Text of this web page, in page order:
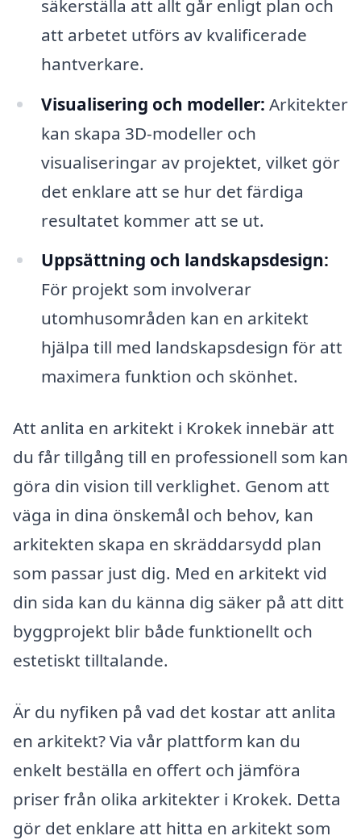
säkerställa att allt går enligt plan och
att arbetet utförs av kvalificerade
hantverkare.
Visualisering och modeller: Arkitekter
kan skapa 3D-modeller och
visualiseringar av projektet, vilket gör
det enklare att se hur det färdiga
resultatet kommer att se ut.
Uppsättning och landskapsdesign:
För projekt som involverar
utomhusområden kan en arkitekt
hjälpa till med landskapsdesign för att
maximera funktion och skönhet.
Att anlita en arkitekt i Krokek innebär att
du får tillgång till en professionell som kan
göra din vision till verklighet. Genom att
väga in dina önskemål och behov, kan
arkitekten skapa en skräddarsydd plan
som passar just dig. Med en arkitekt vid
din sida kan du känna dig säker på att ditt
byggprojekt blir både funktionellt och
estetiskt tilltalande.
Är du nyfiken på vad det kostar att anlita
en arkitekt? Via vår plattform kan du
enkelt beställa en offert och jämföra
priser från olika arkitekter i Krokek. Detta
gör det enklare att hitta en arkitekt som